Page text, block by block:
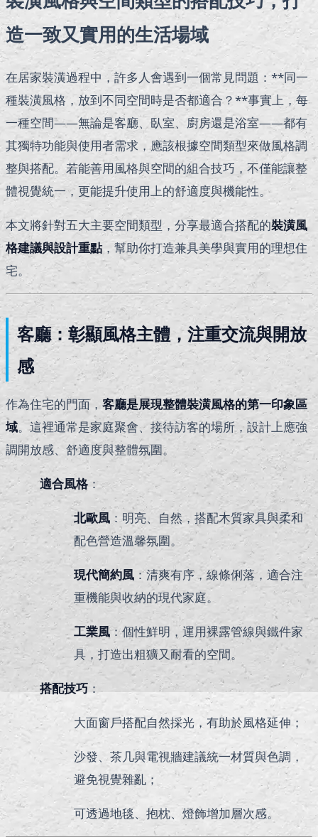
造一致又實用的生活場域
在居家裝潢過程中，許多人會遇到一個常見問題：**同一
種裝潢風格，放到不同空間時是否都適合？**事實上，每
一種空間——無論是客廳、臥室、廚房還是浴室——都有
其獨特功能與使用者需求，應該根據空間類型來做風格調
整與搭配。若能善用風格與空間的組合技巧，不僅能讓整
體視覺統一，更能提升使用上的舒適度與機能性。
本文將針對五大主要空間類型，分享最適合搭配的裝潢風
格建議與設計重點，幫助你打造兼具美學與實用的理想住
宅。
客廳：彰顯風格主體，注重交流與開放
感
作為住宅的門面，客廳是展現整體裝潢風格的第一印象區
域。這裡通常是家庭聚會、接待訪客的場所，設計上應強
調開放感、舒適度與整體氛圍。
適合風格：
北歐風 ：明亮、自然，搭配木質家具與柔和
配色營造溫馨氛圍。
現代簡約風 ：清爽有序，線條俐落，適合注
重機能與收納的現代家庭。
工業風：個性鮮明，運用裸露管線與鐵件家
具，打造出粗獷又耐看的空間。
搭配技巧 ：
大面窗戶搭配自然採光，有助於風格延伸；
沙發、茶几與電視牆建議統一材質與色調，
避免視覺雜亂；
可透過地毯、抱枕、燈飾增加層次感。